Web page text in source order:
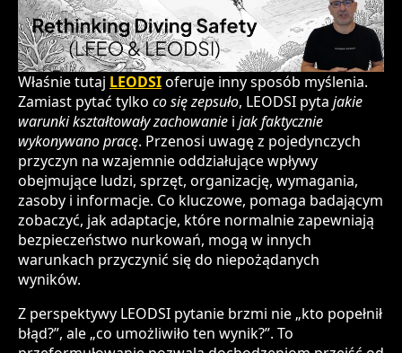
Właśnie tutaj LEODSIoferuje inny sposób myślenia.
Zamiast pytać tylko co się zepsuło, LEODSI pyta jakie
warunki kształtowały zachowanie i jak faktycznie
wykonywano pracę. Przenosi uwagę z pojedynczych
przyczyn na wzajemnie oddziałujące wpływy
obejmujące ludzi, sprzęt, organizację, wymagania,
zasoby i informacje. Co kluczowe, pomaga badającym
zobaczyć, jak adaptacje, które normalnie zapewniają
bezpieczeństwo nurkowań, mogą w innych
warunkach przyczynić się do niepożądanych
wyników.
Z perspektywy LEODSI pytanie brzmi nie „kto popełnił
błąd?”, ale „co umożliwiło ten wynik?”. To